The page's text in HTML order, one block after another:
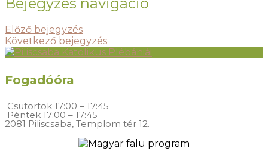
Előző bejegyzés
Következő bejegyzés
Fogadóóra
Csütörtök 17:00 – 17:45
Péntek 17:00 – 17:45
2081 Piliscsaba, Templom tér 12.